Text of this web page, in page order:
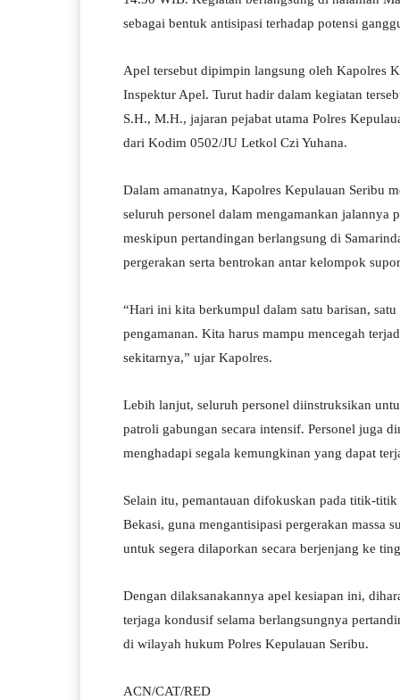
pp m
sebagai bentuk antisipasi terhadap potensi
Apel tersebut dipimpin langsung oleh Kapolres
Inspektur Apel. Turut hadir dalam kegiatan
S.H., M.H., jajaran pejabat utama Polres
dari Kodim 0502/JU Letkol Czi Yuhana.
Dalam amanatnya, Kapolres Kepulauan Seribu
seluruh personel dalam mengamankan jalannya
meskipun pertandingan berlangsung di
pergerakan serta bentrokan antar kelompok
“Hari ini kita berkumpul dalam satu barisan,
pengamanan. Kita harus mampu mencegah
sekitarnya,” ujar Kapolres.
Lebih lanjut, seluruh personel diinstruksikan
patroli gabungan secara intensif. Personel juga
menghadapi segala kemungkinan yang dapat
Selain itu, pemantauan difokuskan pada titik-
Bekasi, guna mengantisipasi pergerakan massa
untuk segera dilaporkan secara berjenjang ke
Dengan dilaksanakannya apel kesiapan ini,
terjaga kondusif selama berlangsungnya
di wilayah hukum Polres Kepulauan Seribu.
ACN/CAT/RED